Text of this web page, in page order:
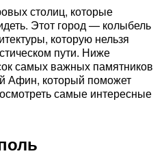
столиц, которые
Этот город — колыбель
которую нельзя
пути. Ниже
самых важных памятников
Афин, который поможет
самые интересные